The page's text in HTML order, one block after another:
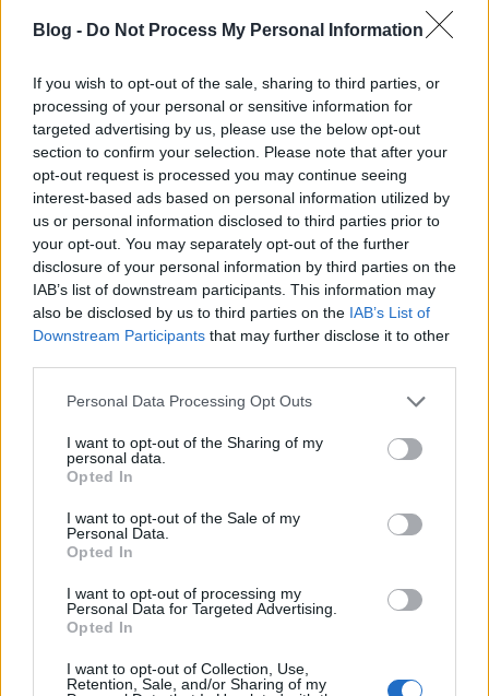
Blog - Do Not Process My Personal Information
If you wish to opt-out of the sale, sharing to third parties, or
processing of your personal or sensitive information for
targeted advertising by us, please use the below opt-out
section to confirm your selection. Please note that after your
opt-out request is processed you may continue seeing
interest-based ads based on personal information utilized by
us or personal information disclosed to third parties prior to
your opt-out. You may separately opt-out of the further
disclosure of your personal information by third parties on the
IAB’s list of downstream participants. This information may
also be disclosed by us to third parties on the IAB’s List of
Downstream Participants that may further disclose it to other
Please note that this website/app uses one or more Google
not limited to your visit or usage behaviour. You may click to
grant or deny consent to Google and its third-party tags to
use your data for below specified purposes in below Google
consent section.
Personal Data Processing Opt Outs
I want to opt-out of the Sharing of my
personal data.
Opted In
I want to opt-out of the Sale of my
Personal Data.
Opted In
I want to opt-out of processing my
Personal Data for Targeted Advertising.
Opted In
I want to opt-out of Collection, Use,
Retention, Sale, and/or Sharing of my
A nap képe(i) - Az A Funny Thing...
Ausztráliában
• 2012. november 14.
az A Funny Thing Happened on the Way to the
Forum ausztráliai előadásairól - ezúttal képekben. A
Majesty's Theatre-ben. Bónuszként pedig egy rövid
videó: Képek:…